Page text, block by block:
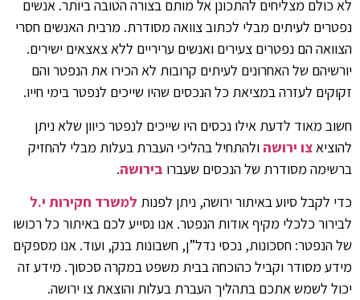
לא כולם מצליחים להתכונן אל מותם בצורה הטובה ביותר. אנשים
נפטרים לעיתים מבלי לכתוב צוואה מסודרת. מרבית האנשים חסרי
הצוואה הם נפטרים צעירים ואנשים עריריים ללא צאצאים ישירים.
יורשיהם של האחרונים לעיתים קרובות לא הכירו את הנפטר והם
זקוקים לעזרה במציאת כל הנכסים שהיו שייכים לנפטר בימי חייו.
חשוב מאוד לדעת אילו נכסים היו שייכים לנפטר כיוון שלא ניתן
להוציאצו ירושה ולהתחיל בהליכי העברת בעלות מבלי להחזיק
ברשימה מסודרת של הנכסים שעברו בירושה.
כדי לקבל סיוע באיתור ירושה, ניתן לפנות למשרד חקירות י.ל
לבירור כלכלי מקיף אודות הנפטר. אנו נסייע לכם באיתור כל רכושו
של הנפטר: חסכונות, נכסי נדל”ן, חשבונות בנק, ועוד. אנו מספקים
מידע מסודר וקביל כהוכחה בבית משפט במקרה סכסוך. מידע זה
יכול לשמש אתכם בתהליך העברת בעלות והוצאת צו ירושה.